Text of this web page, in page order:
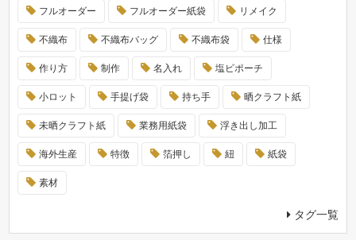
フルオーダー フルオーダー紙袋 リメイク
不織布 不織布バッグ 不織布袋 仕様
作り方 制作 名入れ 塩ビポーチ
小ロット 手提げ袋 持ち手 晒クラフト紙
未晒クラフト紙 業務用紙袋 浮き出し加工
海外生産 特徴 箔押し 紐 紙袋
素材
タグ一覧